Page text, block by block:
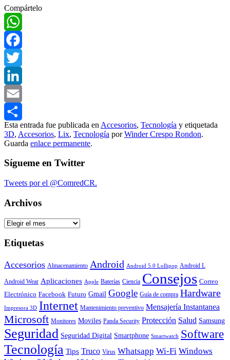
Compártelo
WhatsApp
Facebook
Twitter
LinkedIn
Email
Compartir
Esta entrada fue publicada en Accesorios, Tecnología y etiquetada
3D, Accesorios, Lix, Tecnología porWinder Crespo Rondon.
Guarda enlace permanente.
Sígueme en Twitter
Tweets por el @ComredCR.
Archivos
Archivos
Etiquetas
Accesorios Almacenamiento Android Android 5.0 Lollipop Android L
Android Wear Aplicaciones Apple Baterías Ciencia Consejos Correo
Electrónico Facebook Futuro Gmail Google Guía de compra Hardware
Impresora 3D Internet Mantenimiento preventivo Mensajería Instantanea
Microsoft Monitores Moviles Panda Security Protección Salud Samsung
Seguridad Seguridad Digital Smartphone Smartwatch Software
Tecnología Tips Truco Virus Whatsapp Wi-Fi Windows